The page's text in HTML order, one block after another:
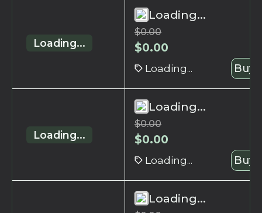
Loading...
Loading...
$0.00
$0.00
Loading... Buy
Loading...
Loading...
$0.00
$0.00
Loading... Buy
Loading...